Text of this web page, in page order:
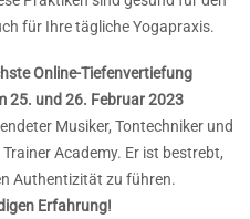
für Ihre tägliche Yogapraxis.
Online-Tiefenvertiefung
25. und 26. Februar 2023
Musiker, Tontechniker und
Academy. Er ist bestrebt,
Authentizität zu führen.
Erfahrung!